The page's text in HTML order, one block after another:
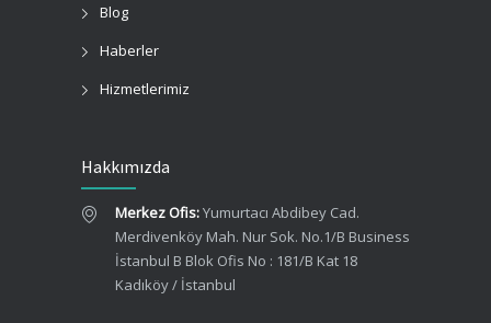
Blog
Haberler
Hizmetlerimiz
Hakkımızda
Merkez Ofis:Yumurtacı Abdibey Cad.
Merdivenköy Mah. Nur Sok. No.1/B Business
İstanbul B Blok Ofis No : 181/B Kat 18
Kadıköy / İstanbul